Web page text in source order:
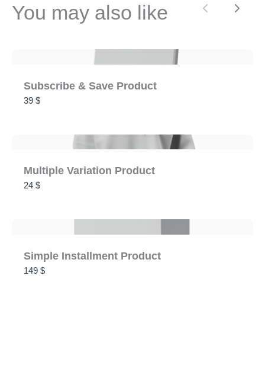
You may also like
Subscribe & Save Product
39 $
Multiple Variation Product
24 $
Simple Installment Product
149 $
Submit Review
Thanks for your review!